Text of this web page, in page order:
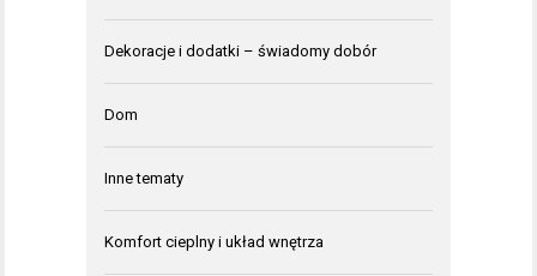
Dekoracje i dodatki – świadomy dobór
Dom
Inne tematy
Komfort cieplny i układ wnętrza